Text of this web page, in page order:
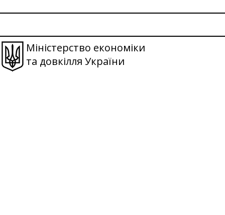
Міністерство економіки
та довкілля України